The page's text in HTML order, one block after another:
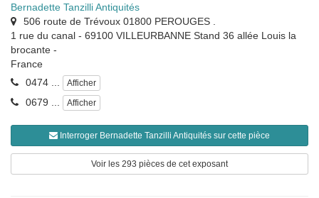
Bernadette Tanzilli Antiquités
506 route de Trévoux 01800 PEROUGES .
1 rue du canal - 69100 VILLEURBANNE Stand 36 allée Louis la
brocante -
France
0474 ...
Afficher
0679 ... Afficher
Interroger Bernadette Tanzilli Antiquités sur cette pièce
Voir les 293 pièces de cet exposant